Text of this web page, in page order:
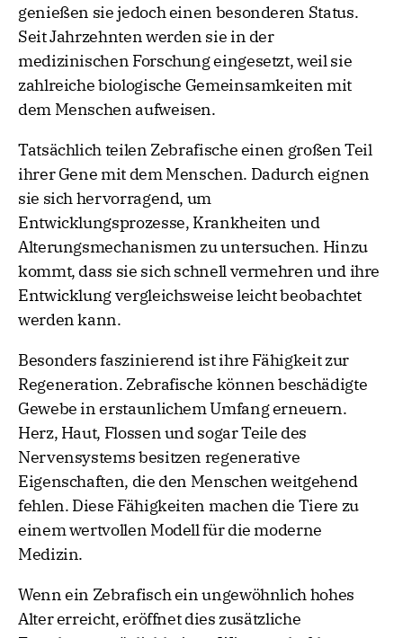
genießen sie jedoch einen besonderen Status.
Seit Jahrzehnten werden sie in der
medizinischen Forschung eingesetzt, weil sie
zahlreiche biologische Gemeinsamkeiten mit
dem Menschen aufweisen.
Tatsächlich teilen Zebrafische einen großen Teil
ihrer Gene mit dem Menschen. Dadurch eignen
sie sich hervorragend, um
Entwicklungsprozesse, Krankheiten und
Alterungsmechanismen zu untersuchen. Hinzu
kommt, dass sie sich schnell vermehren und ihre
Entwicklung vergleichsweise leicht beobachtet
werden kann.
Besonders faszinierend ist ihre Fähigkeit zur
Regeneration. Zebrafische können beschädigte
Gewebe in erstaunlichem Umfang erneuern.
Herz, Haut, Flossen und sogar Teile des
Nervensystems besitzen regenerative
Eigenschaften, die den Menschen weitgehend
fehlen. Diese Fähigkeiten machen die Tiere zu
einem wertvollen Modell für die moderne
Medizin.
Wenn ein Zebrafisch ein ungewöhnlich hohes
Alter erreicht, eröffnet dies zusätzliche